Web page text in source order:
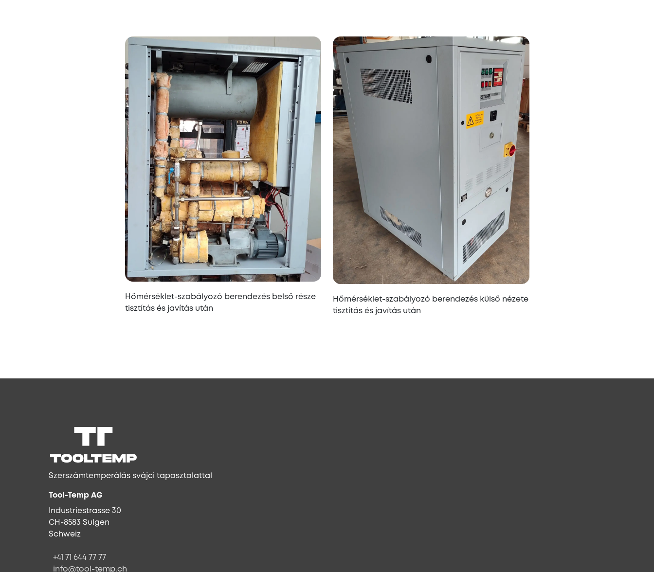
Hőmérséklet-szabályozó berendezés belső része
tisztítás és javítás után
Hőmérséklet-szabályozó berendezés külső nézete
tisztítás és javítás után
Szerszámtemperálás svájci tapasztalattal
Tool-Temp AG
Industriestrasse 30
CH-8583 Sulgen
Schweiz
+41 71 644 77 77
info@tool-temp.ch